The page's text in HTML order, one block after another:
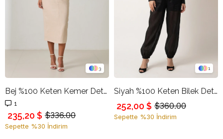
3
Bej %100 Keten Kemer Detaylı Midi Boy Etek
1
$336.00
235,20 $
Sepette %30 İndirim
1
Siyah %100 Keten Bilek Detaylı Rahat Kesim Pantolon
$360.00
252,00 $
Sepette %30 İndirim